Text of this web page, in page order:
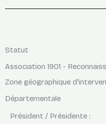
Statut
Association 1901 -
Zone géographique
Départementale
Président / Présidente :